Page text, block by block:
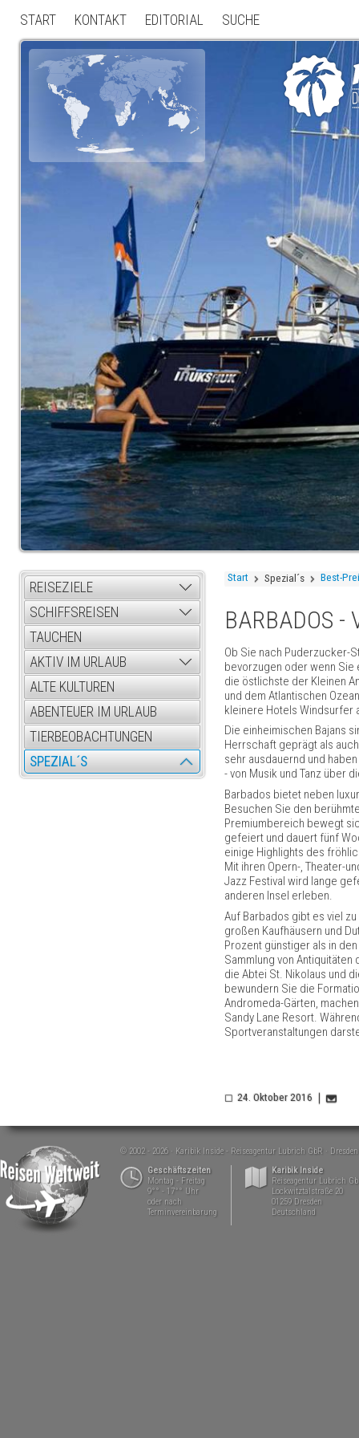
START KONTAKT EDITORIAL SUCHE
REISEZIELE
SCHIFFSREISEN
TAUCHEN
AKTIV IM URLAUB
ALTE KULTUREN
ABENTEUER IM URLAUB
TIERBEOBACHTUNGEN
SPEZIAL´S
Start Spezial´s Best-
BARBADOS -
Ob Sie nach Puderzucker-
bevorzugen oder wenn
die östlichste der Kleinen
und dem Atlantischen
kleinere Hotels Windsurfer
Die einheimischen Bajans
Herrschaft geprägt als
sehr ausdauernd und
- von Musik und Tanz über
Barbados bietet neben
Besuchen Sie den
Premiumbereich bewegt
gefeiert und dauert fünf
einige Highlights des
Mit ihren Opern-, Theater-
Jazz Festival wird lange
anderen Insel erleben.
Auf Barbados gibt es viel
großen Kaufhäusern und
Prozent günstiger als in
Sammlung von
die Abtei St. Nikolaus und
bewundern Sie die
Andromeda-Gärten,
Sandy Lane Resort.
Sportveranstaltungen
24. Oktober 2016
© 2002 - 2026 Karibik Inside - Reiseagentur Lubrich GbR
Dresden
Geschäftszeiten
Montag - Freitag
9°° - 17°° Uhr
oder nach
Terminvereinbarung
Karibik Inside
Reiseagentur Lubrich
Lockwitztalstraße 20
01259 Dresden
Deutschland